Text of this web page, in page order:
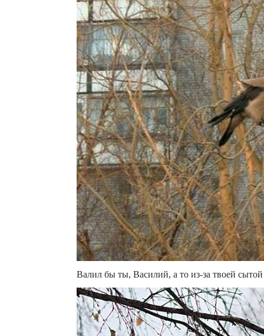
Валил бы ты, Василий, а то из-за твоей